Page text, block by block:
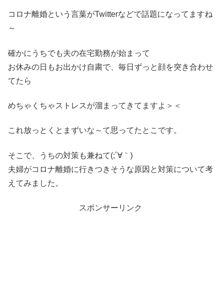
コロナ離婚という言葉がTwitterなどで話題になってますね
～
確かにうちでも夫の在宅勤務が始まって
お休みの日もお出かけ自粛で、毎日ずっと顔を突き合わせ
てたら
めちゃくちゃストレスが溜まってきてますよ＞＜
これ放っとくとまずいな～て思ってたとこです。
そこで、うちの対策も兼ねて(;´∀｀)
夫婦がコロナ離婚に行きつきそうな原因と対策について考
えてみました。
スポンサーリンク